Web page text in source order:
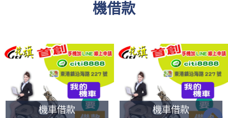
機借款
機車借款 機車借款